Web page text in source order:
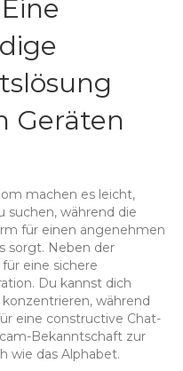
Geräten
machen es leicht,
suchen, während die
für einen angenehmen
sorgt. Neben der
eine sichere
Du kannst dich
während
eine constructive Chat-
Bekanntschaft zur
wie das Alphabet.